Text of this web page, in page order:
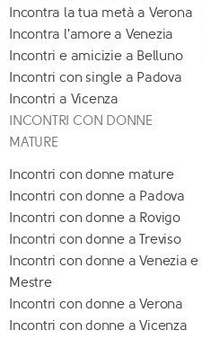
Incontra la tua metà a Verona
Incontra l'amore a Venezia
Incontri e amicizie a Belluno
Incontri con single a Padova
Incontri a Vicenza
INCONTRI CON DONNE
MATURE
Incontri con donne mature
Incontri con donne a Padova
Incontri con donne a Rovigo
Incontri con donne a Treviso
Incontri con donne a Venezia e
Mestre
Incontri con donne a Verona
Incontri con donne a Vicenza